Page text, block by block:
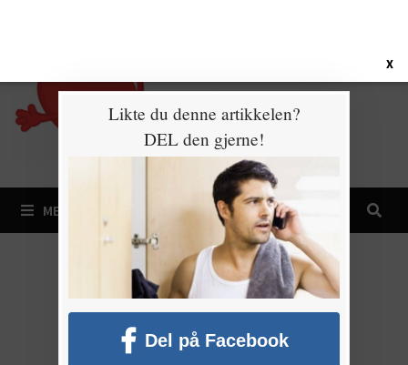
MENY
X
Likte du denne artikkelen?
DEL den gjerne!
Del på Facebook